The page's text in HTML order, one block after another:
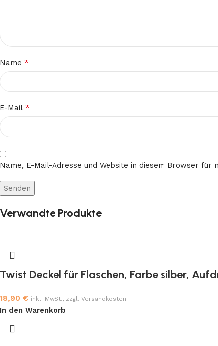
Name *
E-Mail *
Name, E-Mail-Adresse und Website in diesem Browser für
Verwandte Produkte
Twist Deckel für Flaschen, Farbe silber,
18,90 € inkl. MwSt., zzgl. Versandkosten
In den Warenkorb